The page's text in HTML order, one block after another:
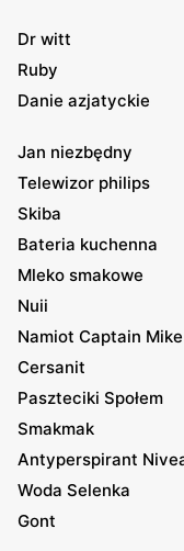
Dr witt
Ruby
Danie azjatyckie
Jan niezbędny
Telewizor philips
Skiba
Bateria kuchenna
Mleko smakowe
Nuii
Namiot Captain Mike
Cersanit
Paszteciki Społem
Smakmak
Antyperspirant
Woda Selenka
Gont